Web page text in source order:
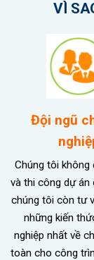
VÌ
Đội ngũ
Chúng tôi không
và thi công dự án
chúng tôi còn tư
những kiến
nghiệp nhất về
toàn cho công